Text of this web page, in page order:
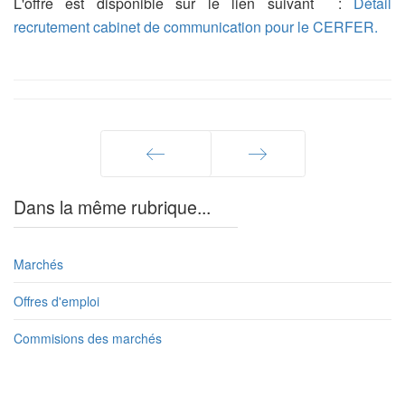
recrutement cabinet de communication pour le CERFER.
Précédent
Dans la même rubrique...
Marchés
Offres d'emploi
Commisions des marchés